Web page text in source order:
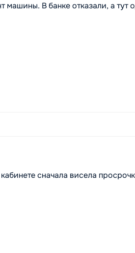
машины. В банке отказали, а тут
сначала висела